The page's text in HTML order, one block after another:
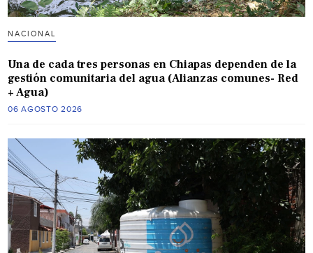
NACIONAL
Una de cada tres personas en Chiapas dependen de la
gestión comunitaria del agua (Alianzas comunes- Red
+ Agua)
06 AGOSTO 2026